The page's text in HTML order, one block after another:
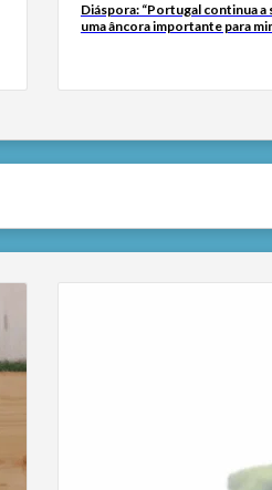
Diáspora: “Portugal continua a
uma âncora importante para